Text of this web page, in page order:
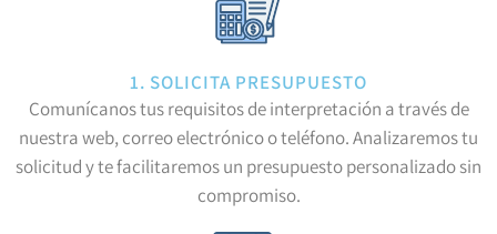
1. SOLICITA PRESUPUESTO
Comunícanos tus requisitos de interpretación a través de
nuestra web, correo electrónico o teléfono. Analizaremos tu
solicitud y te facilitaremos un presupuesto personalizado sin
compromiso.